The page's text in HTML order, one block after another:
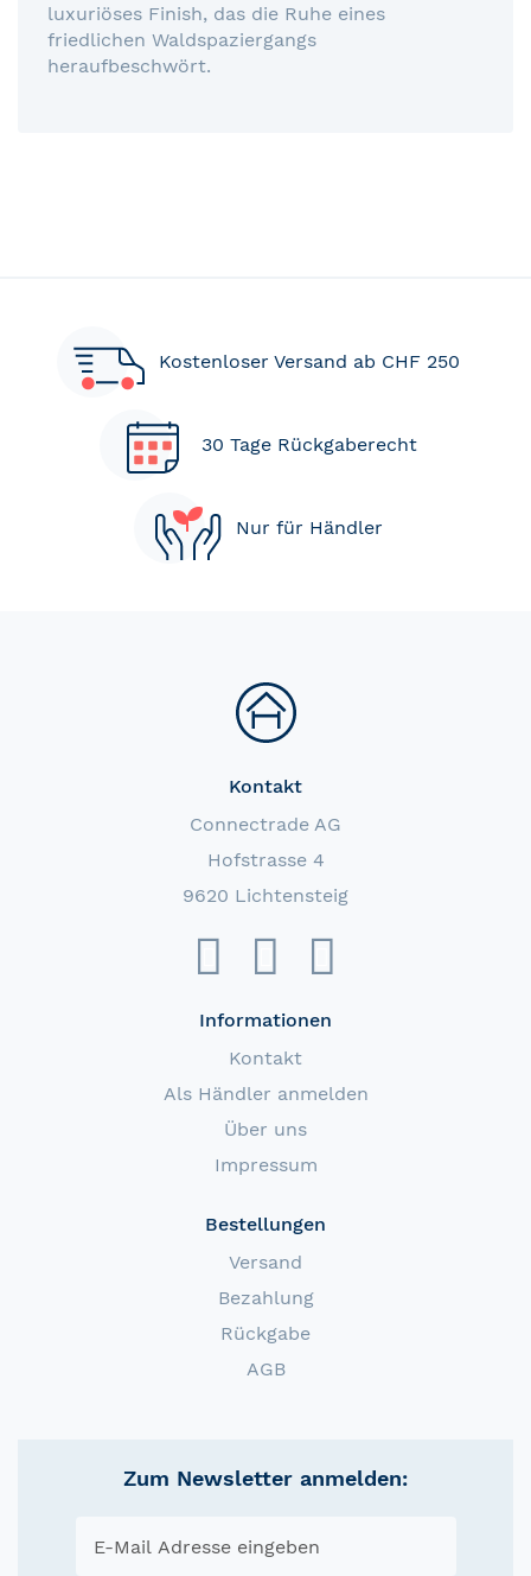
luxuriöses Finish, das die Ruhe eines
friedlichen Waldspaziergangs
heraufbeschwört.
Kostenloser Versand ab CHF 250
30 Tage Rückgaberecht
Nur für Händler
Kontakt
Connectrade AG
Hofstrasse 4
9620 Lichtensteig
Informationen
Kontakt
Als Händler anmelden
Über uns
Impressum
Bestellungen
Versand
Bezahlung
Rückgabe
AGB
Zum Newsletter anmelden: